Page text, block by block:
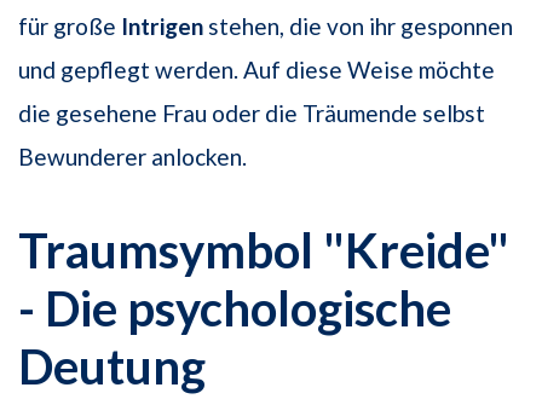
für große Intrigen stehen, die von ihr gesponnen
und gepflegt werden. Auf diese Weise möchte
die gesehene Frau oder die Träumende selbst
Bewunderer anlocken.
Traumsymbol "Kreide"
- Die psychologische
Deutung